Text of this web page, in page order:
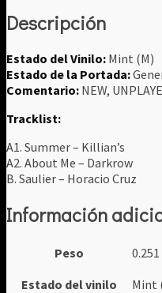
Descripción
Estado del Vinilo: Mint (M)
Estado de la Portada:
Comentario: NEW,
Tracklist:
A1. Summer – Killian’s
A2. About Me – Darkrow
B. Saulier – Horacio Cruz
Información
Peso
Estado del vinilo
Mint